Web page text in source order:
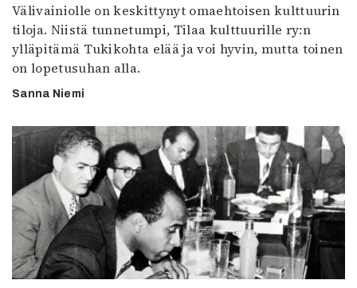
Välivainiolle on keskittynyt omaehtoisen kulttuurin
tiloja. Niistä tunnetumpi, Tilaa kulttuurille ry:n
ylläpitämä Tukikohta elää ja voi hyvin, mutta toinen
on lopetusuhan alla.
Sanna Niemi